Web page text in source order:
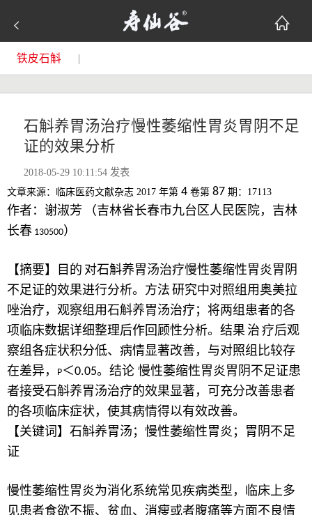
铁皮石斛 |
石斛养胃汤治疗慢性萎缩性胃炎胃阴不足
证的效果分析
2018-05-29 10:11:54 发表
文章来源：临床医药文献杂志 2017 年第 4 卷第 87 期： 17113
作者： 谢淑芳
（吉林省长春市九台区人民医院，吉林
长春 130500）
【摘要】目的 对石斛养胃汤治疗慢性萎缩性胃炎胃阴
不足证的效果进行分析。方法 研究中对照组用奥美拉
唑治疗，观察组用石斛养胃汤治疗；将两组患者的各
项临床数据详细整理后作回顾性分析。结果 治 疗后观
察组各症状积分低、病情显著改善，与对照组比较存
在差异，
P＜0.05。结论 慢性萎缩性胃炎胃阴不足证患
者接受石斛养胃汤治疗的效果显著，可充分改善患者
的各项临床症状，使其病情得以有效改善。
【关键词】石斛养胃汤；慢性萎缩性胃炎；胃阴不足
证
慢性萎缩性胃炎为消化系统常见疾病类型，临床上多
见患者食欲不振、贫血、消瘦或者腹痛等方面不良情